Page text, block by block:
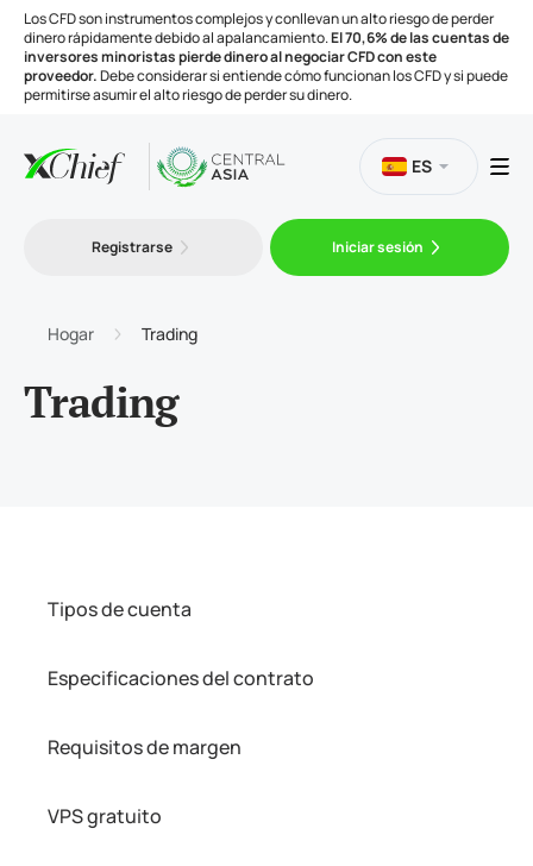
Los CFD son instrumentos complejos y conllevan un alto riesgo de perder
dinero rápidamente debido al apalancamiento.El 70,6% de las cuentas de
inversores minoristas pierde dinero al negociar CFD con este
proveedor.Debe considerar si entiende cómo funcionan los CFD y si puede
permitirse asumir el alto riesgo de perder su dinero.
Herramientas
ES
Registrarse Iniciar sesión
Hogar Trading
Trading
Tipos de cuenta
Especificaciones del contrato
Requisitos de margen
VPS gratuito